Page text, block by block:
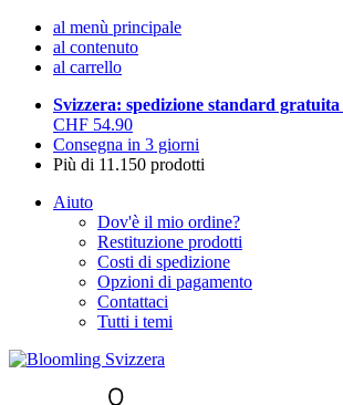
al menù principale
al contenuto
al carrello
Svizzera: spedizione standard gratuita
CHF 54.90
Consegna in 3 giorni
Più di 11.150 prodotti
Aiuto
Dov'è il mio ordine?
Restituzione prodotti
Costi di spedizione
Opzioni di pagamento
Contattaci
Tutti i temi